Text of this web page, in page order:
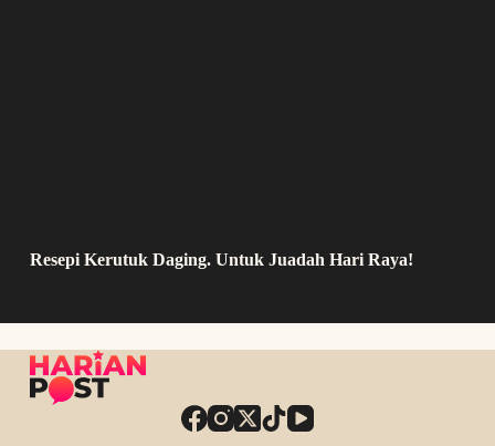
Resepi Kerutuk Daging. Untuk Juadah Hari Raya!